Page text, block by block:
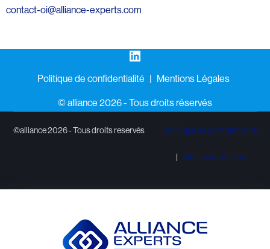
contact-oi@alliance-experts.com
LinkedIn
Politique de confidentialité
Mentions Légales
©️ alliance 2026 - Tous droits réservés
©alliance 2026 - Tous droits reservés Politique de confidentialité
Mentions Légales